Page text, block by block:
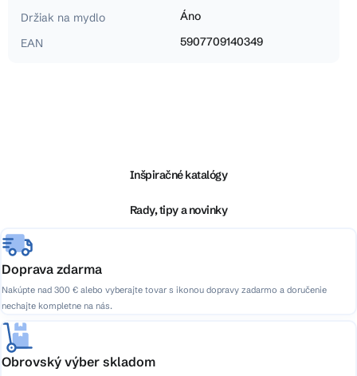
Držiak na mydlo
Áno
EAN
5907709140349
e
Inšpiračné katalógy
Rady, tipy a novinky
Doprava zdarma
Nakúpte nad 300 € alebo vyberajte tovar s ikonou dopravy zadarmo a doručenie
nechajte kompletne na nás.
Obrovský výber skladom